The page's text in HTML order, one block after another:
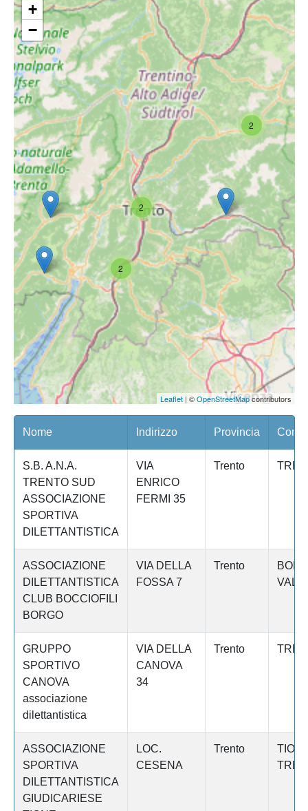
2
2
2
+
−
Leaflet| ©OpenStreetMapcontributors
Nome Indirizzo Provincia
S.B. A.N.A.
TRENTO SUD
ASSOCIAZIONE
SPORTIVA
DILETTANTISTICA
VIA
ENRICO
FERMI 35
Trento
ASSOCIAZIONE
DILETTANTISTICA
CLUB BOCCIOFILI
BORGO
VIA DELLA
FOSSA 7
Trento
GRUPPO
SPORTIVO
CANOVA
associazione
dilettantistica
VIA DELLA
CANOVA
34
Trento
ASSOCIAZIONE
SPORTIVA
DILETTANTISTICA
GIUDICARIESE
LOC.
CESENA
Trento